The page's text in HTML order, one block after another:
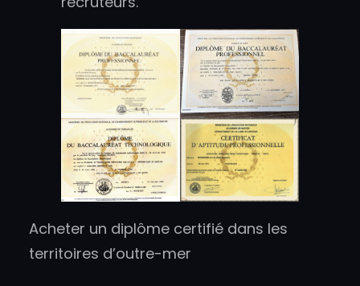
Acheter un diplôme certifié dans les
territoires d’outre-mer